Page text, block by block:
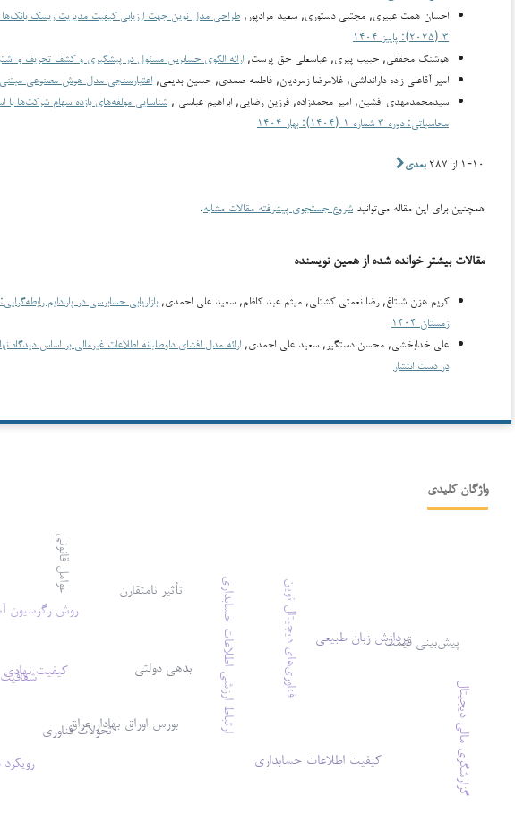
احسان همت عبیری, مجتبی دستوری, سعید مرادپور, طراحی مدل نوین جهت ارزیابی کیفیت مدیریت ریسک
۳ (۲۰۲۵): پاییز ۱۴۰۴
هوشنگ محققی, حبیب پیری, عباسعلی حق پرست, ارائه الگوی حسابرس مسئول در پیشگیری و کشف تحریف و
امیر آقاعلی زاده دارانداشی, غلامرضا زمردیان, فاطمه صمدی, حسین بدیعی, اعتبارسنجی مدل هوش مصنوعی مبتنی
سیدمحمدمهدی افشین, امیر محمدزاده, فرزین رضایی, ابراهیم عباسی , شناسایی مولفه‌های بازده سهام شرکت‌ها با
محاسباتی: دوره ۳ شماره ۱ (۱۴۰۴): بهار ۱۴۰۴
۱-۱۰ از ۲۸۷ بعدی
همچنین برای این مقاله می‌توانید شروع جستجوی پیشرفته مقالات مشابه.
مقالات بیشتر خوانده شده از همین نویسنده
کریم هزن شلتاغ, رضا نعمتی کشتلی, میثم عبد کاظم, سعید علی احمدی,بازاریابی حسابرسی در پارادایم
زمستان ۱۴۰۴
علی خدابخشی, محسن دستگیر, سعید علی احمدی, ارائه مدل افشای داوطلبانه اطلاعات غیرمالی بر اساس
در دست انتشار
واژگان کلیدی
بدهی دولتی
روش رگرسیون
کیفیت نهادی
ارتباط ارزشی اطلاعات حسابداری بورس اوراق بهادار عراق
تأثیر نامتقارن فناوری‌های دیجیتال نوین
تحولات فناوری
رویکرد
پردازش زبان طبیعیپیش‌بینی قیمت
عوامل قانونی
گزارشگری مالی دیجیتال
کیفیت اطلاعات حسابداری